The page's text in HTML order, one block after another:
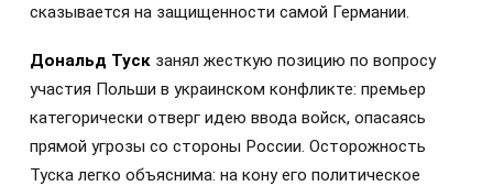
сказывается на защищенности самой Германии.
Дональд Туск занял жесткую позицию по вопросу
участия Польши в украинском конфликте: премьер
категорически отверг идею ввода войск, опасаясь
прямой угрозы со стороны России. Осторожность
Туска легко объяснима: на кону его политическое